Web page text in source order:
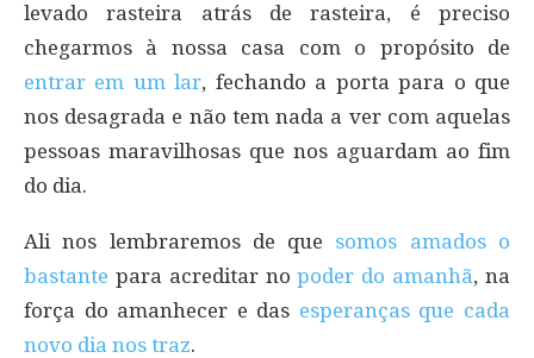
levado rasteira atrás de rasteira, é preciso
chegarmos à nossa casa com o propósito de
entrar em um lar, fechando a porta para o que
nos desagrada e não tem nada a ver com aquelas
pessoas maravilhosas que nos aguardam ao fim
do dia.
Ali nos lembraremos de que somos amados o
bastante para acreditar no poder do amanhã, na
força do amanhecer e das esperanças que cada
novo dia nos traz.